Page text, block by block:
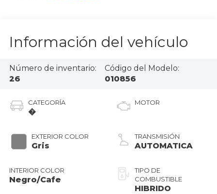
Información del vehículo
Número de inventario:
26
Código del Modelo:
010856
CATEGORÍA
�
EXTERIOR COLOR
Gris
INTERIOR COLOR
Negro/Cafe
MOTOR
TRANSMISIÓN
AUTOMATICA
TIPO DE
COMBUSTIBLE
HIBRIDO